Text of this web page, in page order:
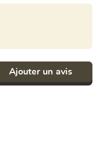
Ajouter un avis